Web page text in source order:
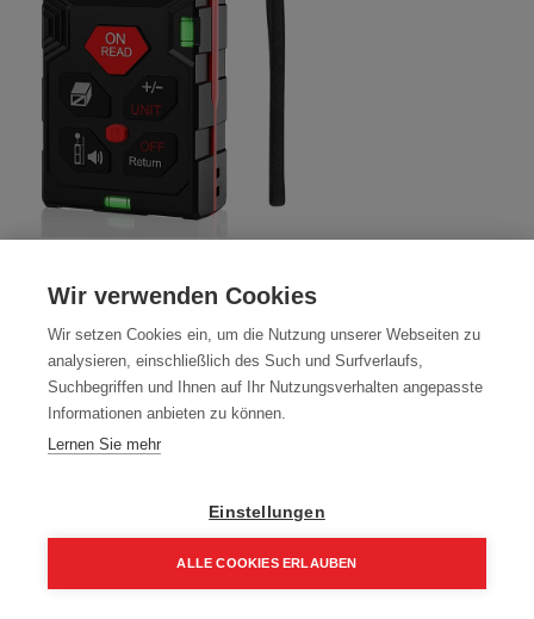
Entfernungsmesser bis zu 60m/±2mm
Artikelnummer:80600
Staub und Wasserschutz IP54
79,00€
Wir verwenden Cookies
Wir setzen Cookies ein, um die Nutzung unserer Webseiten zu
analysieren, einschließlich des Such und Surfverlaufs,
Suchbegriffen und Ihnen auf Ihr Nutzungsverhalten angepasste
Informationen anbieten zu können.
Lernen Sie mehr
Einstellungen
ALLE COOKIES ERLAUBEN